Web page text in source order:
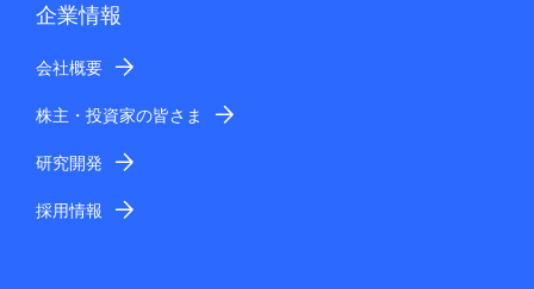
企業情報
会社概要
株主・投資家の皆さま
研究開発
採用情報